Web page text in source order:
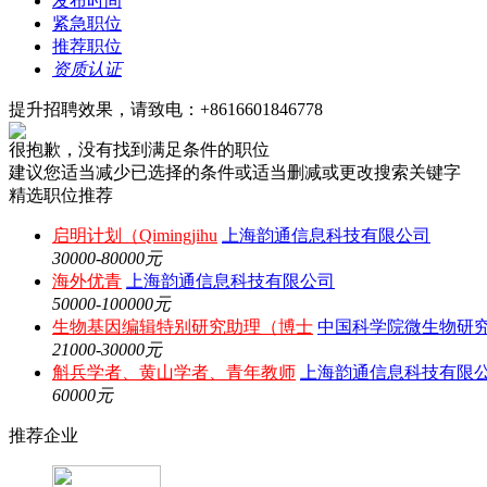
紧急职位
推荐职位
资质认证
提升招聘效果，请致电：+8616601846778
很抱歉，没有找到满足条件的职位
建议您适当减少已选择的条件或适当删减或更改搜索关键字
精选职位推荐
启明计划（Qimingjihu
上海韵通信息科技有限公司
30000-80000元
海外优青
上海韵通信息科技有限公司
50000-100000元
生物基因编辑特别研究助理（博士 中国科学院微生物研
21000-30000元
斛兵学者、黄山学者、青年教师
上海韵通信息科技有限
60000元
推荐企业